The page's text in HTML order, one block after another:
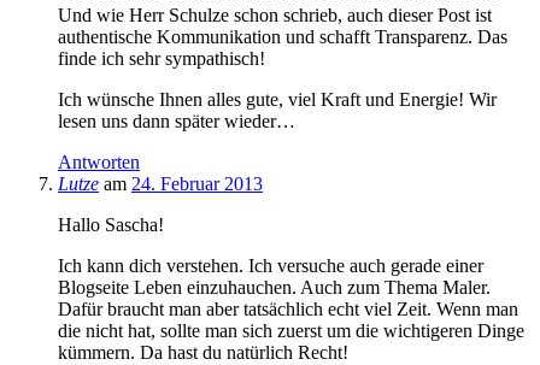
Und wie Herr Schulze schon schrieb, auch dieser Post ist
authentische Kommunikation und schafft Transparenz. Das
finde ich sehr sympathisch!
Ich wünsche Ihnen alles gute, viel Kraft und Energie! Wir
lesen uns dann später wieder…
Antworten
Lutze am 24. Februar 2013
Hallo Sascha!
Ich kann dich verstehen. Ich versuche auch gerade einer
Blogseite Leben einzuhauchen. Auch zum Thema Maler.
Dafür braucht man aber tatsächlich echt viel Zeit. Wenn man
die nicht hat, sollte man sich zuerst um die wichtigeren Dinge
kümmern. Da hast du natürlich Recht!